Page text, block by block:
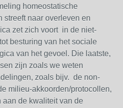
homeostatische
streeft naar overleven en
zet zich voort in de niet-
besturing van het sociale
van het gevoel. Die laatste,
zijn zoals we weten
zoals bijv. de non-
milieu-akkoorden/protocollen,
de kwaliteit van de